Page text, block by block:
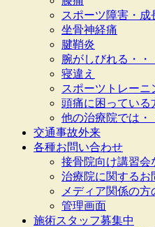
スポーツ障害・成
坐骨神経痛
腱鞘炎
腕がしびれる・・
寝違え
スポーツトレーニ
頭痛に困っている
他の治療院では・
交通事故外来
各種お問い合わせ
接骨院向け講習会
治療院に関するお
メディア関係の
管理画面
施術スタッフ募集中